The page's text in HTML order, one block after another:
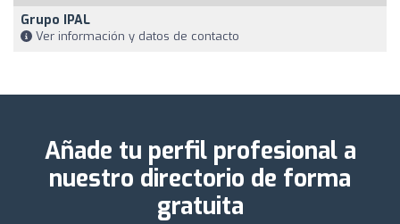
Grupo IPAL
Ver información y datos de contacto
Añade tu perfil profesional a
nuestro directorio de forma
gratuita